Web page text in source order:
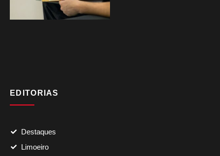
EDITORIAS
Destaques
Limoeiro